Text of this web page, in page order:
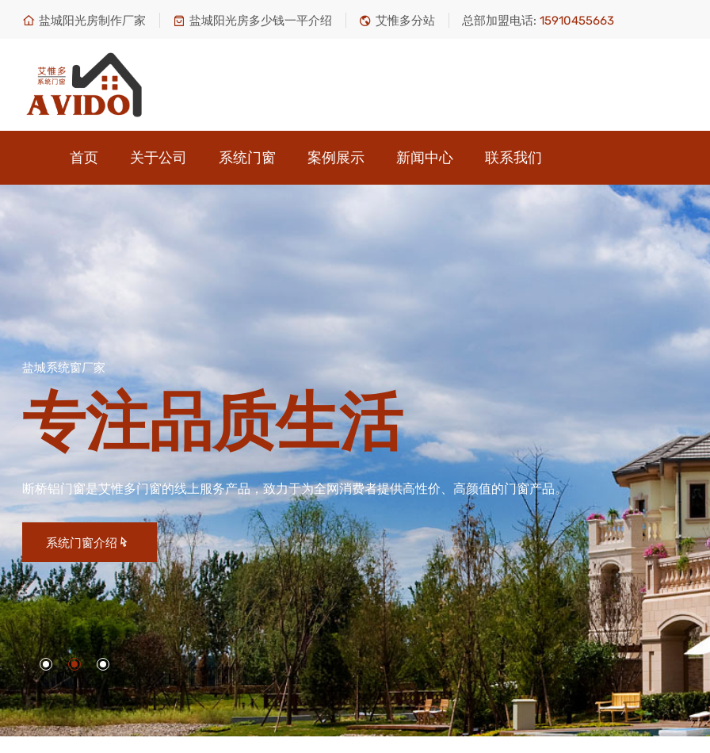
盐城阳光房制作厂家 盐城阳光房多少钱一平介绍 艾惟多分站 总部加盟电话: 15910455663
首页 关于公司 系统门窗 案例展示 新闻中心 联系我们
盐城系统窗厂家
专注品质生活
断桥铝门窗是艾惟多门窗的线上服务产品，致力于为全网消费者提供高性价、高颜值的门窗产品。
系统门窗介绍